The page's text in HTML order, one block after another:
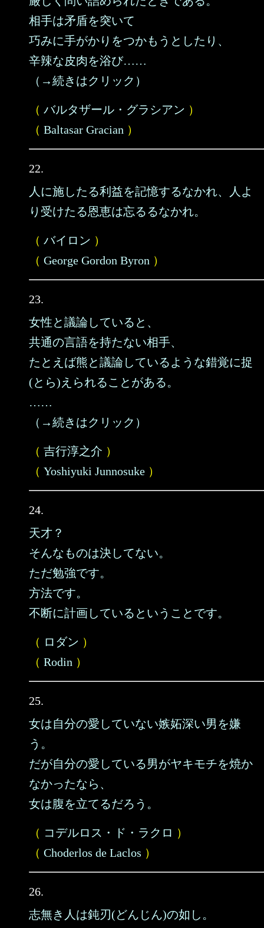
相手は矛盾を突いて
巧みに手がかりをつかもうとしたり、
辛辣な皮肉を浴び……
（→続きはクリック）
（ バルタザール・グラシアン ）
（ Baltasar Gracian ）
22.
人に施したる利益を記憶するなかれ、人よ
り受けたる恩恵は忘るるなかれ。
（ バイロン ）
（ George Gordon Byron ）
23.
女性と議論していると、
共通の言語を持たない相手、
たとえば熊と議論しているような錯覚に捉
(とら)えられることがある。
……
（→続きはクリック）
（ 吉行淳之介 ）
（ Yoshiyuki Junnosuke ）
24.
天才？
そんなものは決してない。
ただ勉強です。
方法です。
不断に計画しているということです。
（ ロダン ）
（ Rodin ）
25.
女は自分の愛していない嫉妬深い男を嫌
う。
だが自分の愛している男がヤキモチを焼か
なかったなら、
女は腹を立てるだろう。
（ コデルロス・ド・ラクロ ）
（ Choderlos de Laclos ）
26.
志無き人は鈍刃(どんじん)の如し。